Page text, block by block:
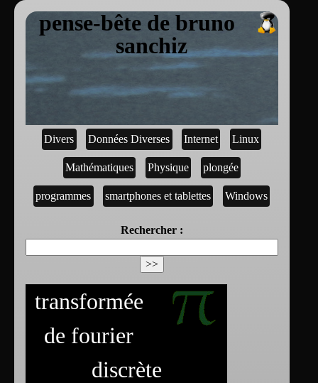
pense-bête de bruno
sanchiz
Divers Données Diverses Internet Linux
Mathématiques Physique plongée
programmes smartphones et tablettes Windows
Rechercher :
transformée
de fourier
discrète